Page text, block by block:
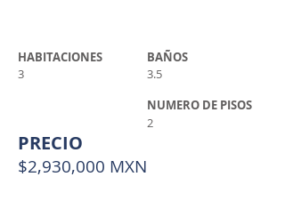
HABITACIONES
3
BAÑOS
3.5
NUMERO DE PISOS
2
PRECIO
$2,930,000 MXN